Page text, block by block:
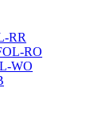
RR
RO
WO